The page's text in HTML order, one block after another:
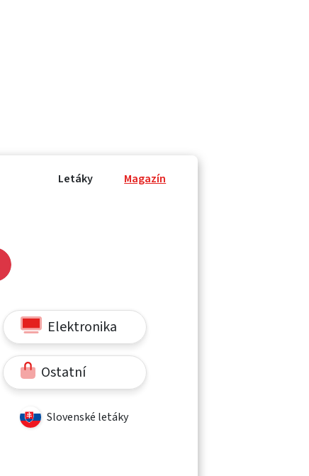
Letáky Magazín
Elektronika
Ostatní
Slovenské letáky